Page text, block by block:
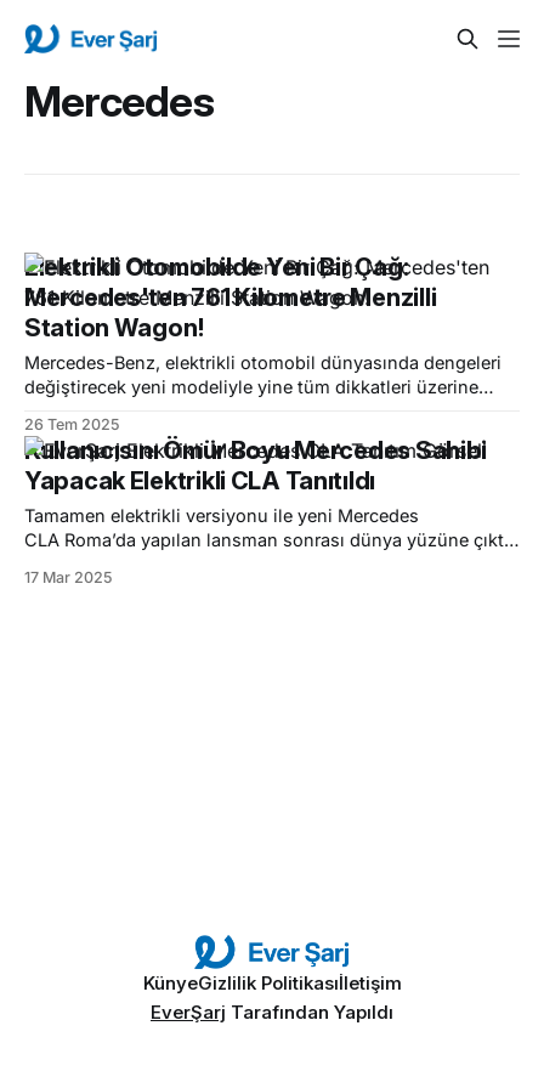
Mercedes
Elektrikli Otomobilde Yeni Bir Çağ:
Mercedes'ten 761 Kilometre Menzilli
Station Wagon!
Mercedes-Benz, elektrikli otomobil dünyasında dengeleri
değiştirecek yeni modeliyle yine tüm dikkatleri üzerine
olan yeni CLA Shooting Brake, tek şarjla sunduğu 761
kilometrelik inanılmaz menziliyle adeta bir devrim yaratıyor.
Şık tasarımı, geniş iç hacmi ve üstün teknolojiyi bir araya
getiren bu model, hem aileler
26 Tem 2025
Kullanıcısını Ömür Boyu Mercedes Sahibi
Yapacak Elektrikli CLA Tanıtıldı
Tamamen elektrikli versiyonu ile yeni Mercedes
CLA Roma’da yapılan lansman sonrası dünya yüzüne çıktı.
özelliklerine sahip. Tepeden tırnağa
17 Mar 2025
KünyeGizlilik Politikasıİletişim
EverŞarj Tarafından Yapıldı